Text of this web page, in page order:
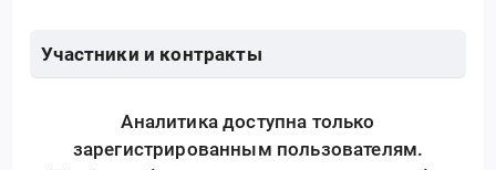
Участники и контракты
Аналитика доступна только
зарегистрированным пользователям.